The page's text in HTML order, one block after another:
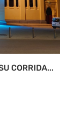
CORRIDA...